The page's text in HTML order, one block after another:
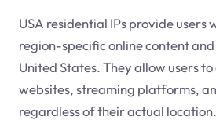
USA residential IPs provide users
region-specific online content
United States. They allow users
websites, streaming platforms,
regardless of their actual location.